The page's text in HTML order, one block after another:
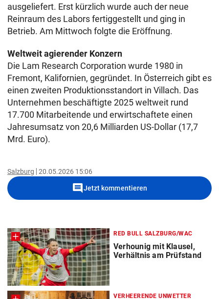
ausgeliefert. Erst kürzlich wurde auch der neue
Reinraum des Labors fertiggestellt und ging in
Betrieb. Am Mittwoch folgte die Eröffnung.
Weltweit agierender Konzern
Die Lam Research Corporation wurde 1980 in
Fremont, Kalifornien, gegründet. In Österreich gibt es
einen zweiten Produktionsstandort in Villach. Das
Unternehmen beschäftigte 2025 weltweit rund
17.700 Mitarbeitende und erwirtschaftete einen
Jahresumsatz von 20,6 Milliarden US-Dollar (17,7
Mrd. Euro).
Salzburg 20.05.2026 15:06
commentJetzt kommentieren
RED BULL SALZBURG/WAC
Verhounig mit Klausel,
Verhältnis am Prüfstand
VERHEERENDE UNWETTER